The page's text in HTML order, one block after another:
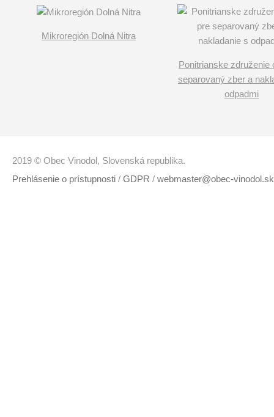
Mikroregión Dolná Nitra
Ponitrianske združenie
separovaný zber a
odpadmi
2019 © Obec Vinodol, Slovenská republika.
Prehlásenie o prístupnosti / GDPR / webmaster@obec-vinodol.sk